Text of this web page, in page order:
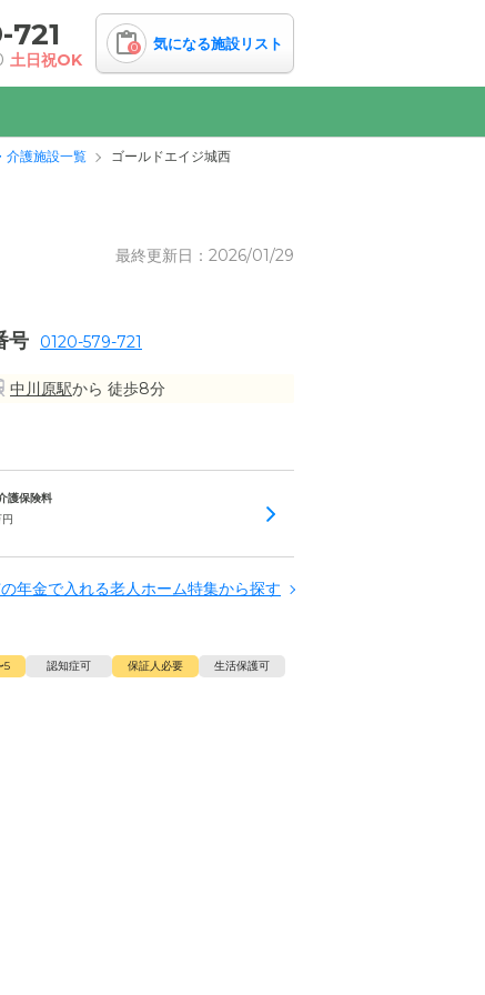
721
土日祝OK
0 気になる施設リスト
介護施設一覧 ゴールドエイジ城西
最終更新日：2026/01/29
号 0120-579-721
中川原駅から 徒歩8分
護保険料
年金で入れる老人ホーム特集から探す
5 認知症可 保証人必要
生活保護可